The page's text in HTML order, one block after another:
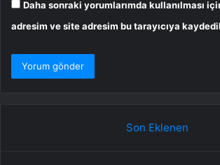
Daha sonraki yorumlarımda kullanılması
adresim ve site adresim bu tarayıcıya
Son Eklenen